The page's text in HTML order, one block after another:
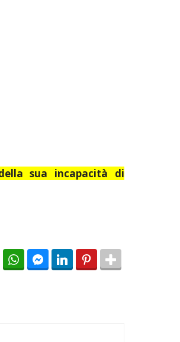
sua incapacità di
Twitter WhatsAppFacebook Messenger
LinkedIn Pinterest